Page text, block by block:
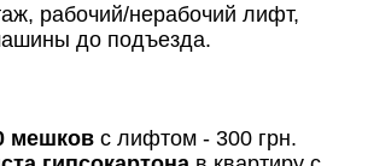
рабочий/нерабочий лифт,
до подъезда.
мешков с лифтом - 300 грн.